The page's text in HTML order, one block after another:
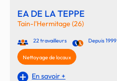
EA DE LA TEPPE
Tain-l'Hermitage (26)
22 travailleurs Depuis 1999
Nettoyage de locaux
En savoir +